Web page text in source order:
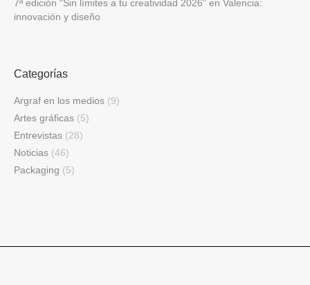
7ª edición “Sin límites a tu creatividad 2026” en Valencia:
innovación y diseño
Categorías
Argraf en los medios (9)
Artes gráficas (5)
Entrevistas (28)
Noticias (46)
Packaging (5)